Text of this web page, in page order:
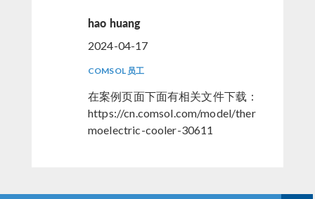
hao huang
2024-04-17
COMSOL 员工
在案例页面下面有相关文件下载：
https://cn.comsol.com/model/ther
moelectric-cooler-30611